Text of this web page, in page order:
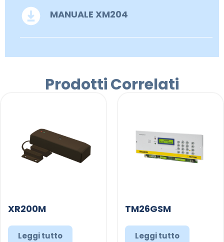
MANUALE XM204
Prodotti Correlati
XR200M
Leggi tutto
TM26GSM
Leggi tutto